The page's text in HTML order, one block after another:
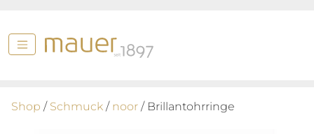
Shop / Schmuck / noor / Brillantohrringe